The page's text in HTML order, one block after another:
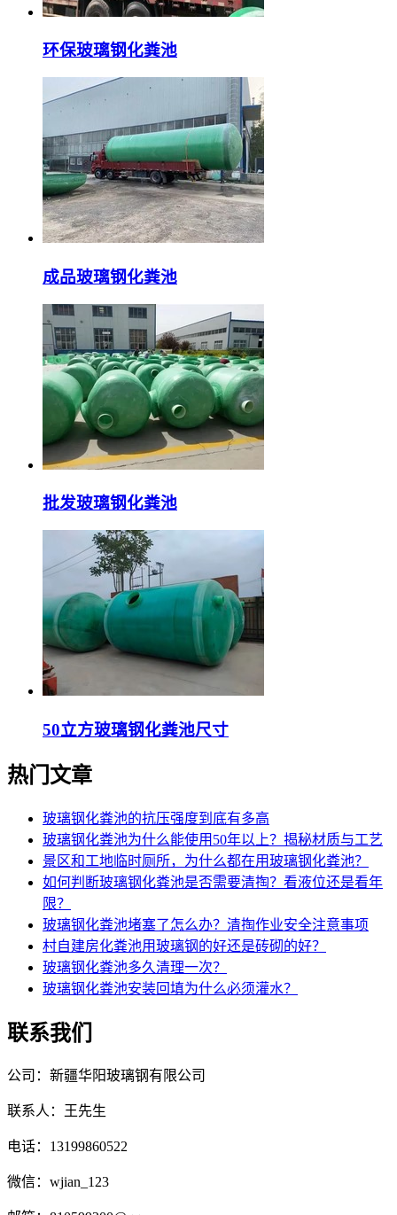
环保玻璃钢化粪池
成品玻璃钢化粪池
批发玻璃钢化粪池
50立方玻璃钢化粪池尺寸
热门文章
玻璃钢化粪池的抗压强度到底有多高
玻璃钢化粪池为什么能使用50年以上？揭秘材质与工艺
景区和工地临时厕所，为什么都在用玻璃钢化粪池？
如何判断玻璃钢化粪池是否需要清掏？看液位还是看年
限？
玻璃钢化粪池堵塞了怎么办？清掏作业安全注意事项
村自建房化粪池用玻璃钢的好还是砖砌的好？
玻璃钢化粪池多久清理一次？
玻璃钢化粪池安装回填为什么必须灌水？
联系我们
公司：新疆华阳玻璃钢有限公司
联系人：王先生
电话：13199860522
微信：wjian_123